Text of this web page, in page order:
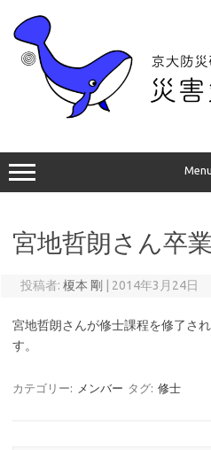
Menu
宮地哲朗さん卒業
投稿者: 榎本 剛 2014年3月24日
宮地哲朗さんが修士課程を修了さ
す。
カテゴリー: メンバー タグ: 修士